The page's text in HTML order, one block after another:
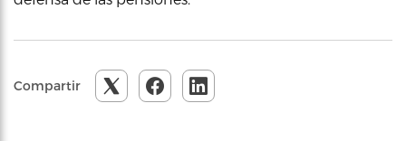
Compartir